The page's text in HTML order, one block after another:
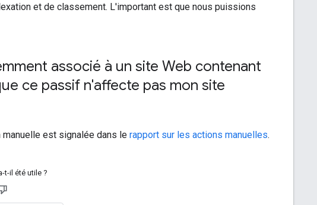
et de classement. L'important est que nous puissions
associé à un site Web contenant
ce passif n'affecte pas mon site
est signalée dans le rapport sur les actions manuelles.
t-il été utile ?